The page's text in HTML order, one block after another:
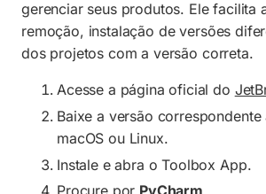
gerenciar seus produtos. Ele facilita
remoção, instalação de versões
dos projetos com a versão correta.
Acesse a página oficial do
Baixe a versão
macOS ou Linux.
Instale e abra o Toolbox App.